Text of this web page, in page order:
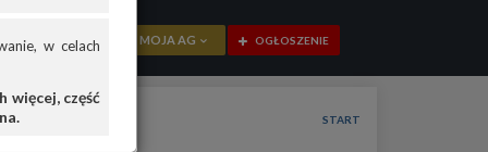
w celach
więcej, część
MOJA AG
PRZEGLĄD
OGŁOSZENIE
START